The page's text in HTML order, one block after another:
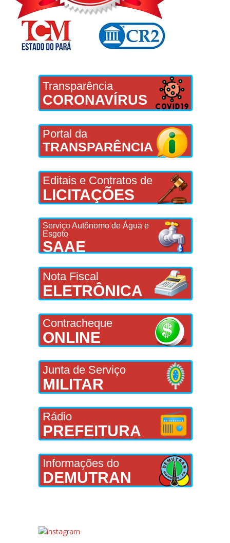
Transparência
CORONAVÍRUS
Portal da
TRANSPARÊNCIA
Editais e Contratos de
LICITAÇÕES
Serviço Autônomo de Água e
Esgoto
SAAE
Nota Fiscal
ELETRÔNICA
Contracheque
ONLINE
Junta de Serviço
MILITAR
Rádio
PREFEITURA
Informações do
DEMUTRAN